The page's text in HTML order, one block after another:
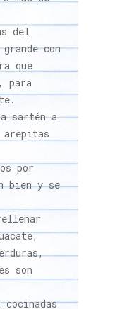
del
con
que
para
sartén a
arepitas
por
bien y se
son
cocinadas